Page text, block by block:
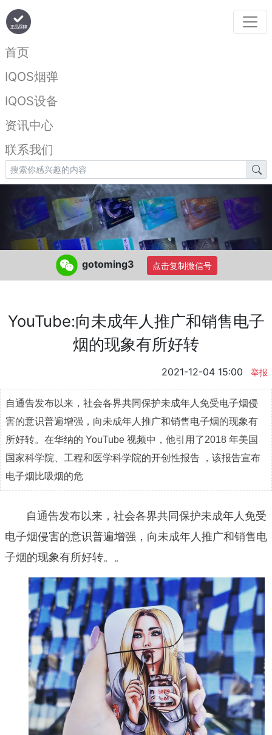
首页
IQOS烟弹
IQOS设备
资讯中心
联系我们
YouTube:向未成年人推广和销售电子
烟的现象有所好转
2021-12-04 15:00 举报
自通告发布以来，社会各界共同保护未成年人免受电子烟侵
害的意识普遍增强，向未成年人推广和销售电子烟的现象有
所好转。在华纳的 YouTube 视频中，他引用了2018 年美国
国家科学院、工程和医学科学院的开创性报告 ，该报告宣布
电子烟比吸烟的危
自通告发布以来，社会各界共同保护未成年人免受
电子烟侵害的意识普遍增强，向未成年人推广和销售电
子烟的现象有所好转。。
gotoming3 点击复制微信号